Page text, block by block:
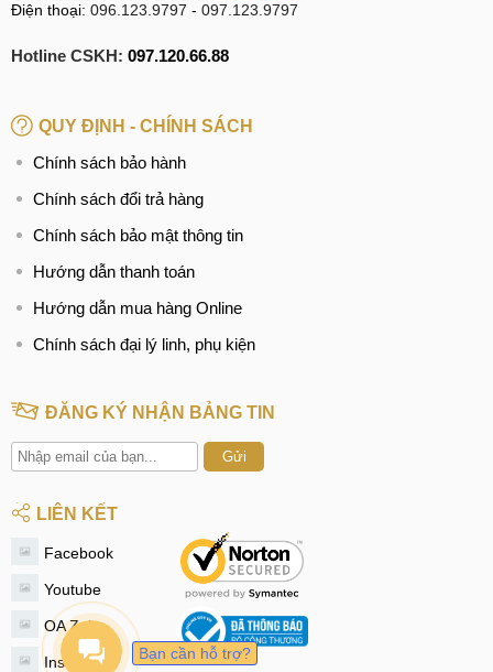
Bộ nhớ
ROM 32-128GB
eMMC 5.1
1TB
Camera
(góc rộng
5 MP,(góc siêu
rộng)
Quay phim:
1080p@30fps
Pin, sạc
Li-Po 5000 mAh
Sạc nhanh 15W
Điện thoại: 096.123.9797 - 097.123.9797
Hotline CSKH: 097.120.66.88
QUY ĐỊNH - CHÍNH SÁCH
Chính sách bảo hành
Chính sách đổi trả hàng
Chính sách bảo mật thông tin
Hướng dẫn thanh toán
Hướng dẫn mua hàng Online
Chính sách đại lý linh, phụ kiện
ĐĂNG KÝ NHẬN BẢNG TIN
Gửi
LIÊN KẾT
Facebook
Youtube
OA Zalo
Instagram Bạn cần hỗ trợ?